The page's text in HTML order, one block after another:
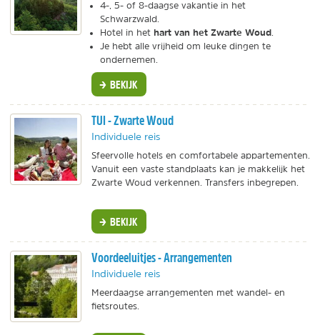
4-, 5- of 8-daagse vakantie in het
Schwarzwald.
Hotel in het hart van het Zwarte Woud
Je hebt alle vrijheid om leuke dingen te
ondernemen.
BEKIJK
TUI - Zwarte Woud
Individuele reis
Sfeervolle hotels en comfortabele appartementen.
Vanuit een vaste standplaats kan je makkelijk het
Zwarte Woud verkennen. Transfers inbegrepen.
BEKIJK
Voordeeluitjes - Arrangementen
Individuele reis
Meerdaagse arrangementen met wandel- en
fietsroutes.